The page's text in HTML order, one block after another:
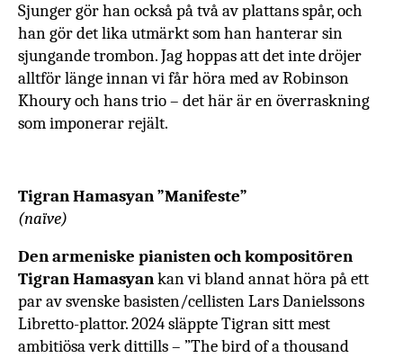
Sjunger gör han också på två av plattans spår, och
han gör det lika utmärkt som han hanterar sin
sjungande trombon. Jag hoppas att det inte dröjer
alltför länge innan vi får höra med av Robinson
Khoury och hans trio – det här är en överraskning
som imponerar rejält.
Tigran Hamasyan ”Manifeste”
(naïve)
Den armeniske pianisten och kompositören
Tigran Hamasyankan vi bland annat höra på ett
par av svenske basisten/cellisten Lars Danielssons
Libretto-plattor. 2024 släppte Tigran sitt mest
ambitiösa verk dittills – ”The bird of a thousand